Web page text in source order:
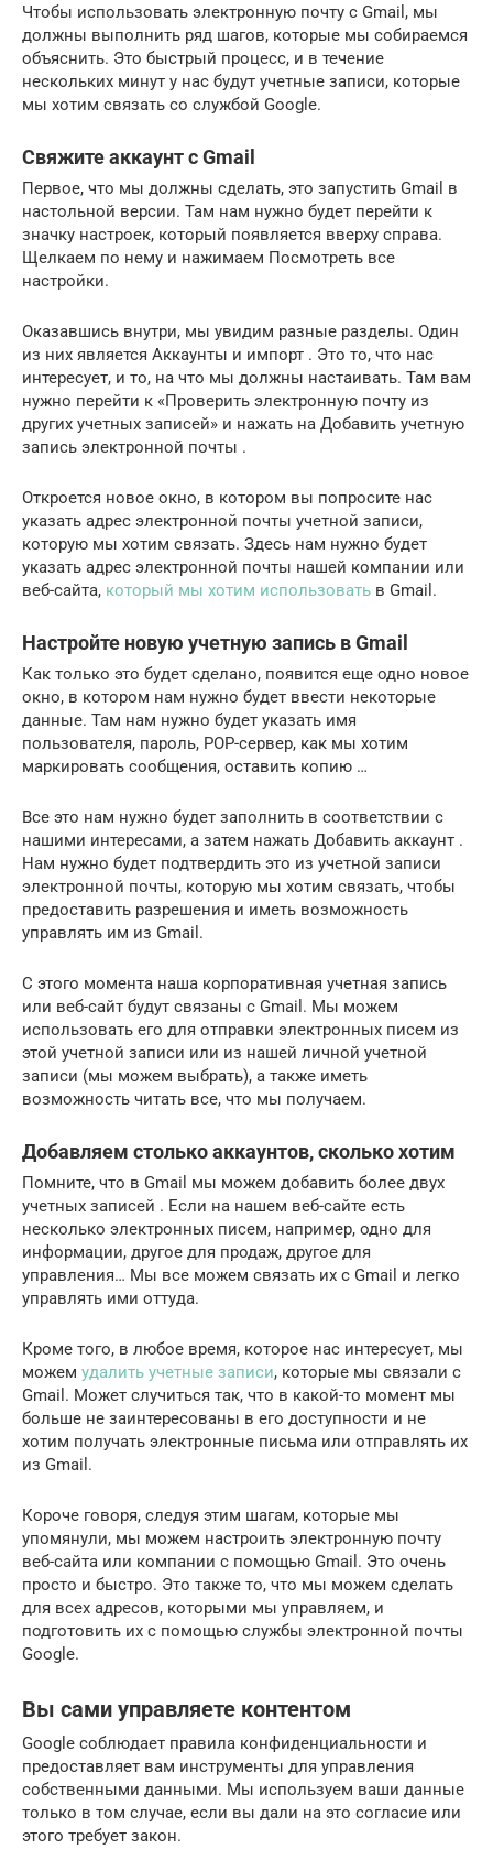
Чтобы использовать электронную почту с Gmail, мы
должны выполнить ряд шагов, которые мы собираемся
объяснить. Это быстрый процесс, и в течение
нескольких минут у нас будут учетные записи, которые
мы хотим связать со службой Google.
Свяжите аккаунт с Gmail
Первое, что мы должны сделать, это запустить Gmail в
настольной версии. Там нам нужно будет перейти к
значку настроек, который появляется вверху справа.
Щелкаем по нему и нажимаем Посмотреть все
настройки.
Оказавшись внутри, мы увидим разные разделы. Один
из них является Аккаунты и импорт . Это то, что нас
интересует, и то, на что мы должны настаивать. Там вам
нужно перейти к «Проверить электронную почту из
других учетных записей» и нажать на Добавить учетную
запись электронной почты .
Откроется новое окно, в котором вы попросите нас
указать адрес электронной почты учетной записи,
которую мы хотим связать. Здесь нам нужно будет
указать адрес электронной почты нашей компании или
веб-сайта, который мы хотим использовать в Gmail.
Настройте новую учетную запись в Gmail
Как только это будет сделано, появится еще одно новое
окно, в котором нам нужно будет ввести некоторые
данные. Там нам нужно будет указать имя
пользователя, пароль, POP-сервер, как мы хотим
маркировать сообщения, оставить копию …
Все это нам нужно будет заполнить в соответствии с
нашими интересами, а затем нажать Добавить аккаунт .
Нам нужно будет подтвердить это из учетной записи
электронной почты, которую мы хотим связать, чтобы
предоставить разрешения и иметь возможность
управлять им из Gmail.
С этого момента наша корпоративная учетная запись
или веб-сайт будут связаны с Gmail. Мы можем
использовать его для отправки электронных писем из
этой учетной записи или из нашей личной учетной
записи (мы можем выбрать), а также иметь
возможность читать все, что мы получаем.
Добавляем столько аккаунтов, сколько хотим
Помните, что в Gmail мы можем добавить более двух
учетных записей . Если на нашем веб-сайте есть
несколько электронных писем, например, одно для
информации, другое для продаж, другое для
управления… Мы все можем связать их с Gmail и легко
управлять ими оттуда.
Кроме того, в любое время, которое нас интересует, мы
можем удалить учетные записи, которые мы связали с
Gmail. Может случиться так, что в какой-то момент мы
больше не заинтересованы в его доступности и не
хотим получать электронные письма или отправлять их
из Gmail.
Короче говоря, следуя этим шагам, которые мы
упомянули, мы можем настроить электронную почту
веб-сайта или компании с помощью Gmail. Это очень
просто и быстро. Это также то, что мы можем сделать
для всех адресов, которыми мы управляем, и
подготовить их с помощью службы электронной почты
Google.
Вы сами управляете контентом
Google соблюдает правила конфиденциальности и
предоставляет вам инструменты для управления
собственными данными. Мы используем ваши данные
только в том случае, если вы дали на это согласие или
этого требует закон.